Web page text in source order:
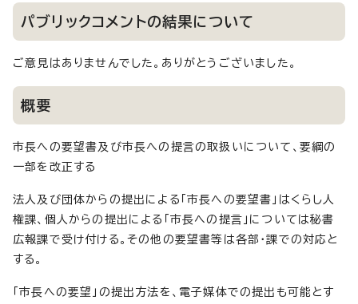
パブリックコメントの結果について
ご意見はありませんでした。ありがとうございました。
概要
市長への要望書及び市長への提言の取扱いについて、要綱の
一部を改正する
法人及び団体からの提出による「市長への要望書」はくらし人
権課、個人からの提出による「市長への提言」については秘書
広報課で受け付ける。その他の要望書等は各部・課での対応と
する。
「市長への要望」の提出方法を、電子媒体での提出も可能とす